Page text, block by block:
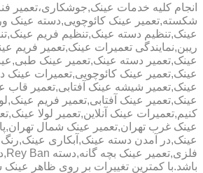
انجام کلیه خدمات عینک,جوشکاری،تعمیر
شکسته,تعمیر عینک کائوچویی,دسته
عینک,تنظیم دسته عینک,تنظیم فریم
ریبن,نمایندگی تعمیرات عینک,تعمیر
عینک,تعمیر دسته عینک,تعمیر عینک
عینک,تعمیر عینک کائوچویی,تعمیرات
عینک,تعمیر شیشه عینک آفتابی,تعمیر
عینک,تعمیر عینک آفتابی,تعمیر فریم
کنیم,تعمیرات عینک آنلاین,تعمیر لولا
عینک غرب تهران,تعمیر عینک شمال
عینک,در آمدن دسته عینک,آبکاری
باشد.با کمترین تغییرات بر روی ظاهر